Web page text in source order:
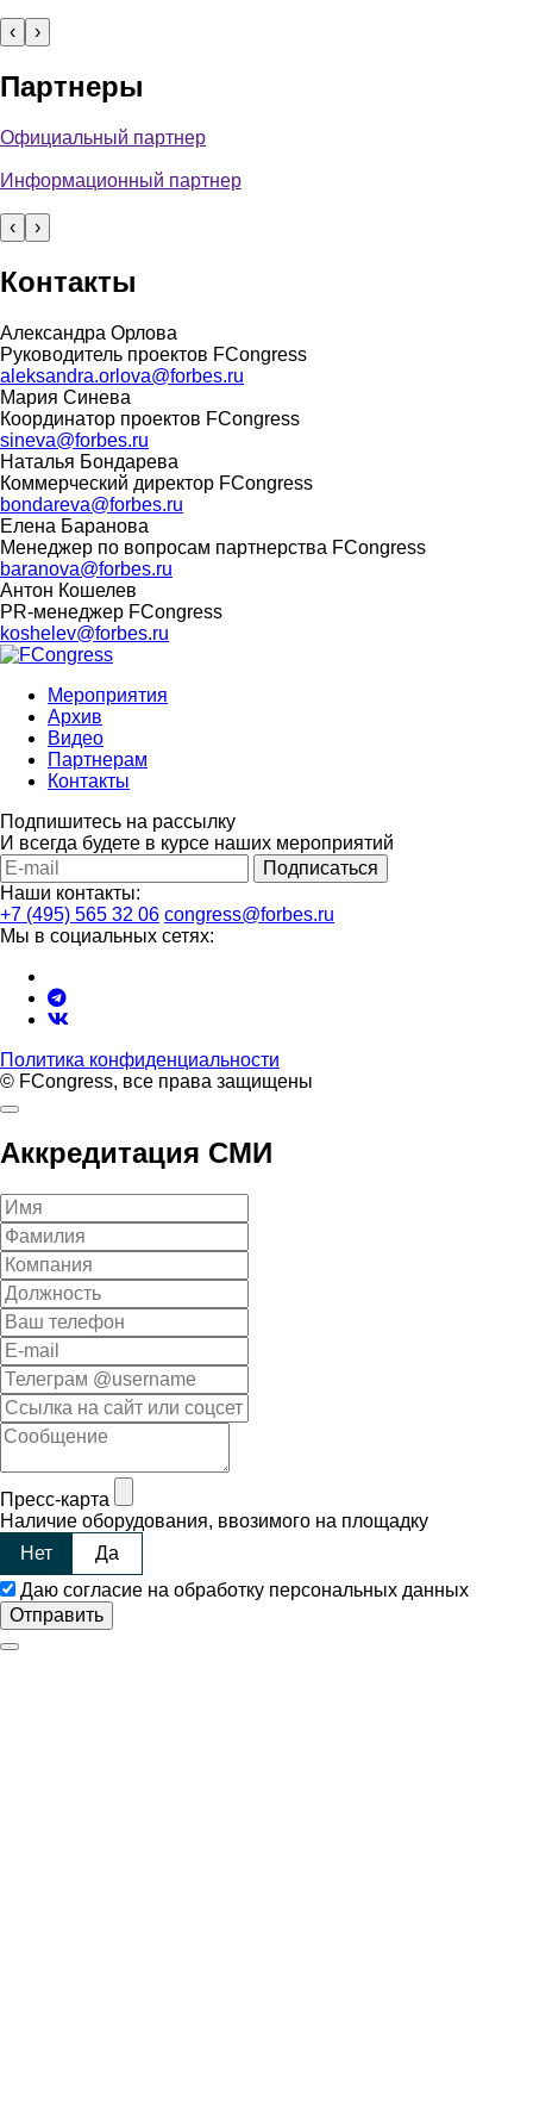
‹ ›
Партнеры
Официальный партнер
Информационный партнер
‹ ›
Контакты
Александра Орлова
Руководитель проектов FCongress
aleksandra.orlova@forbes.ru
Мария Синева
Координатор проектов FCongress
sineva@forbes.ru
Наталья Бондарева
Коммерческий директор FCongress
bondareva@forbes.ru
Елена Баранова
Менеджер по вопросам партнерства FCongress
baranova@forbes.ru
Антон Кошелев
PR-менеджер FCongress
koshelev@forbes.ru
Мероприятия
Архив
Видео
Партнерам
Контакты
Подпишитесь на рассылку
И всегда будете в курсе наших мероприятий
Подписаться
Наши контакты:
+7 (495) 565 32 06 congress@forbes.ru
Мы в социальных сетях:
Политика конфиденциальности
© FCongress, все права защищены
Аккредитация СМИ
Пресс-карта
Наличие оборудования, ввозимого на площадку
Нет
Да
Даю согласие на обработку персональных данных
Отправить